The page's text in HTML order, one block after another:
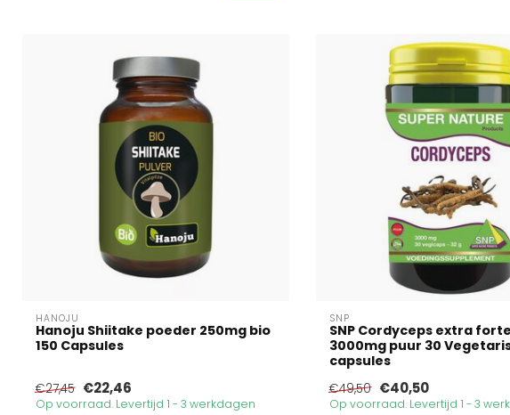
HANOJU
Hanoju Shiitake poeder 250mg bio
150 Capsules
€27,45 €22,46
Op voorraad. Levertijd 1 - 3 werkdagen
SNP
SNP Cordyceps extra forte
3000mg puur 30
capsules
€49,50 €40,50
Op voorraad. Levertijd 1 - 3